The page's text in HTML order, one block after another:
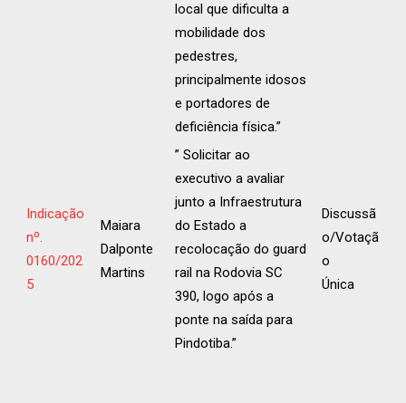
local que dificulta a
mobilidade dos
pedestres,
principalmente idosos
e portadores de
deficiência física.”
Indicação
nº.
0160/202
5
Maiara
Dalponte
Martins
” Solicitar ao
executivo a avaliar
junto a Infraestrutura
do Estado a
recolocação do guard
rail na Rodovia SC
390, logo após a
ponte na saída para
Pindotiba.”
Discussã
o/Votaçã
o
Única